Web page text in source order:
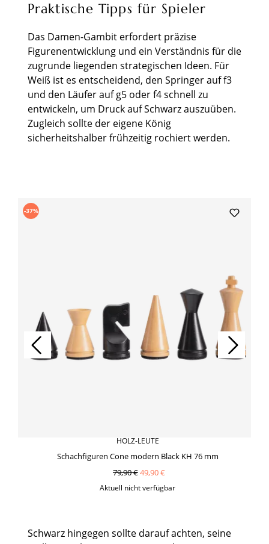
Praktische Tipps für Spieler
Das Damen-Gambit erfordert präzise
Figurenentwicklung und ein Verständnis für die
zugrunde liegenden strategischen Ideen. Für
Weiß ist es entscheidend, den Springer auf f3
und den Läufer auf g5 oder f4 schnell zu
entwickeln, um Druck auf Schwarz auszuüben.
Zugleich sollte der eigene König
sicherheitshalber frühzeitig rochiert werden.
Produktgalerie überspringen
-37%
HOLZ-LEUTE
Schachfiguren Cone modern Black KH 76 mm
79,90 €49,90 €
Aktuell nicht verfügbar
Schwarz hingegen sollte darauf achten, seine